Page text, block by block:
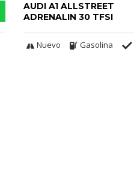
AUDI A1 ALLSTREET
ADRENALIN 30 TFSI
Nuevo Gasolina